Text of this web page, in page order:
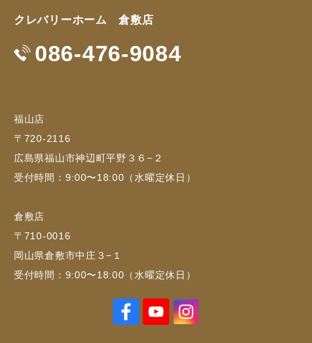
クレバリーホーム 倉敷店
086-476-9084
福山店
〒720-2116
広島県福山市神辺町平野３６−２
受付時間：9:00〜18:00（水曜定休日）
倉敷店
〒710-0016
岡山県倉敷市中庄３−１
受付時間：9:00〜18:00（水曜定休日）